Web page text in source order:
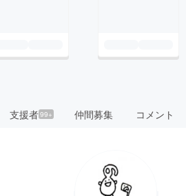
支援者99+ 仲間募集 コメント